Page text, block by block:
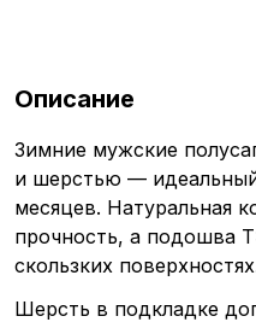
Описание
Зимние мужские
и шерстью —
месяцев. Натуральная
прочность, а подошва
скользких
Шерсть в подкладке